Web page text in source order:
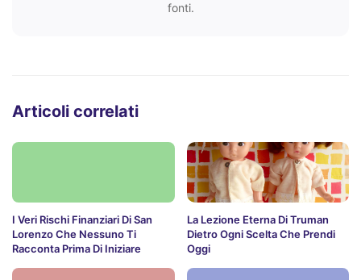
fonti.
Articoli correlati
I Veri Rischi Finanziari Di San
Lorenzo Che Nessuno Ti
Racconta Prima Di Iniziare
La Lezione Eterna Di Truman
Dietro Ogni Scelta Che Prendi
Oggi